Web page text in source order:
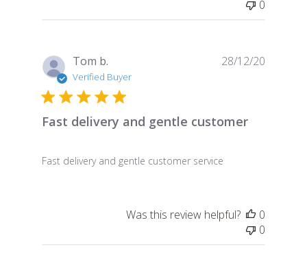
0
Tom b.
Verified Buyer
Fast delivery and gentle customer
Fast delivery and gentle customer service
28/12/20
Was this review helpful?
0
0